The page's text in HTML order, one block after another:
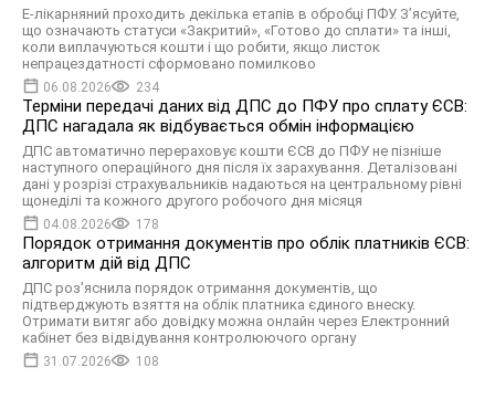
Е-лікарняний проходить декілька етапів в обробці ПФУ. З’ясуйте,
що означають статуси «Закритий», «Готово до сплати» та інші,
коли виплачуються кошти і що робити, якщо листок
непрацездатності сформовано помилково
06.08.2026 234
Терміни передачі даних від ДПС до ПФУ про сплату ЄСВ:
ДПС нагадала як відбувається обмін інформацією
ДПС автоматично перераховує кошти ЄСВ до ПФУ не пізніше
наступного операційного дня після їх зарахування. Деталізовані
дані у розрізі страхувальників надаються на центральному рівні
щонеділі та кожного другого робочого дня місяця
04.08.2026 178
Порядок отримання документів про облік платників ЄСВ:
алгоритм дій від ДПС
ДПС роз'яснила порядок отримання документів, що
підтверджують взяття на облік платника єдиного внеску.
Отримати витяг або довідку можна онлайн через Електронний
кабінет без відвідування контролюючого органу
31.07.2026 108